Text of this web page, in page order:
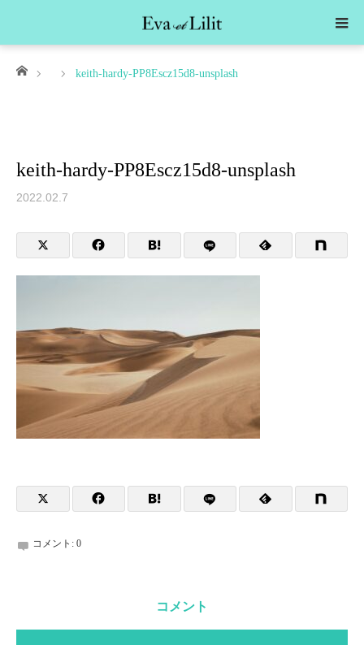
ホーム keith-hardy-PP8Escz15d8-unsplash
keith-hardy-PP8Escz15d8-unsplash
2022.02.7
コメント: 0
コメント